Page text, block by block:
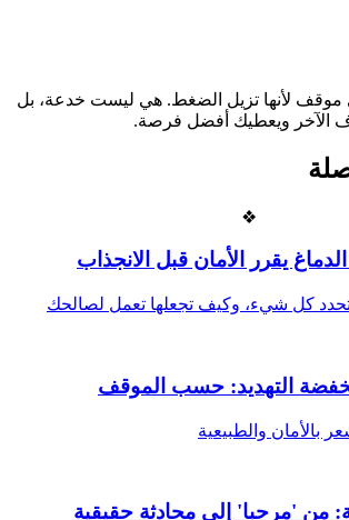
موقف لأنها تزيل الضغط. هي ليست خدعة، بل
الآخر ويعطيك أفضل فرصة.
❖
تحدد كل شيء، وكيف تجعلها تعمل لصالحك
التهديد: حسب الموقف
بالأمان والطبيعية
من 'مرحبا' إلى محادثة حقيقية